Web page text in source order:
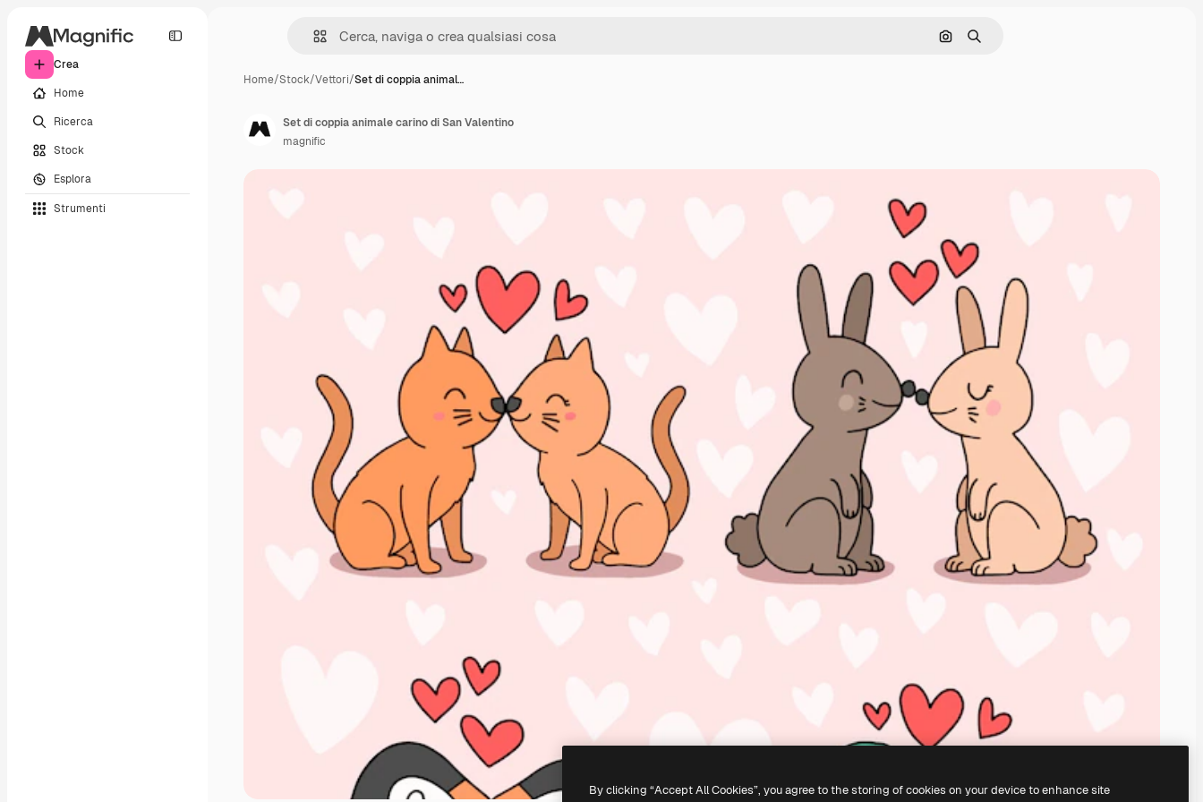
Crea
Home
Ricerca
Stock
Esplora
Strumenti
Cerca per immagine
Ricerca
Home/Stock/Vettori/Set di coppia animal…
Set di coppia animale carino di San Valentino
magnific
By clicking “Accept All Cookies”, you agree to the storing of cookies on your device to enhance site